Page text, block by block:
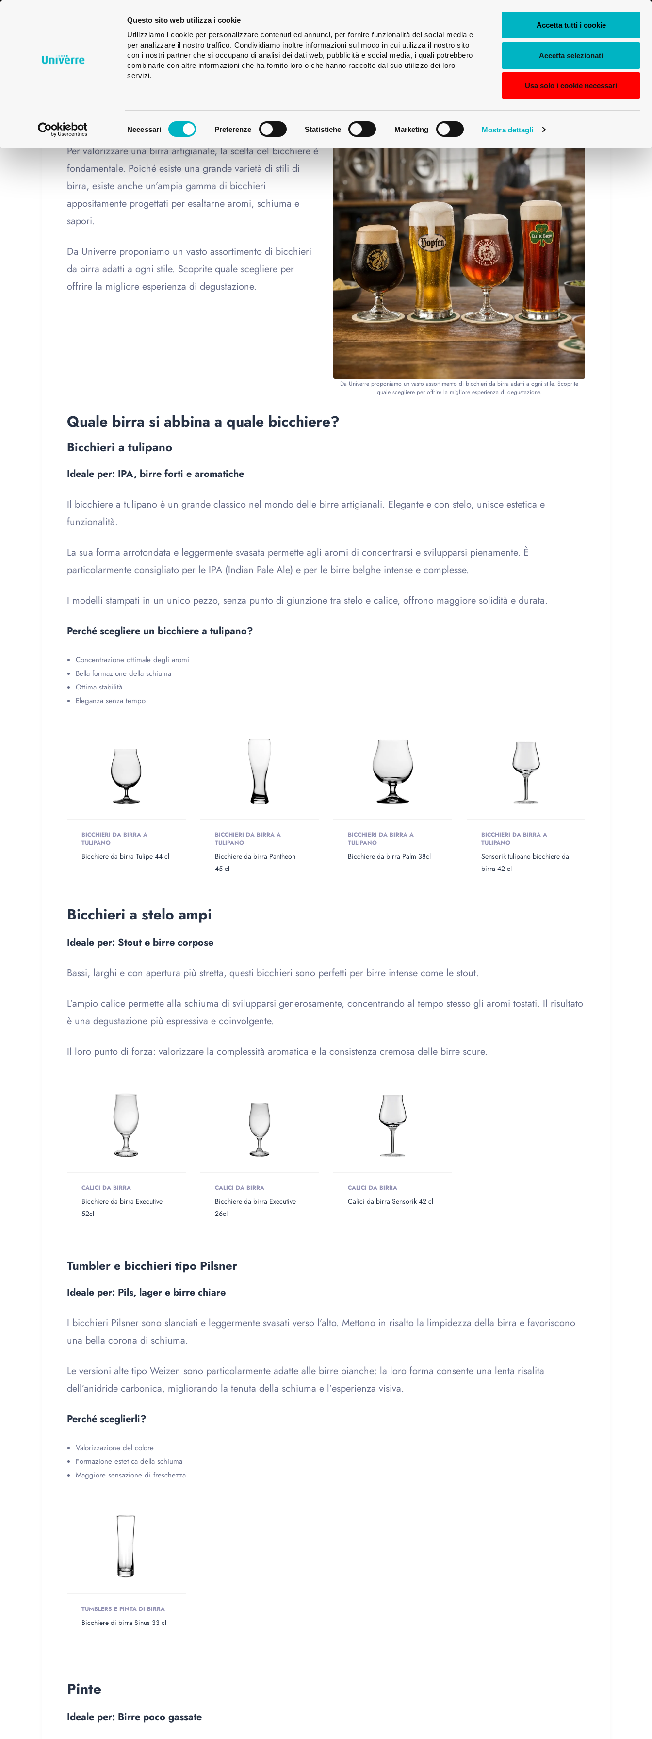
Questo sito web utilizza i cookie
Utilizziamo i cookie per personalizzare contenuti ed annunci, per fornire funzionalità dei social media e
per analizzare il nostro traffico. Condividiamo inoltre informazioni sul modo in cui utilizza il nostro sito
con i nostri partner che si occupano di analisi dei dati web, pubblicità e social media, i quali potrebbero
combinarle con altre informazioni che ha fornito loro o che hanno raccolto dal suo utilizzo dei loro
servizi.
del
Necessari Preferenze Statistiche Marketing Mostra dettagli
Accetta tutti i cookie
Accetta selezionati
Usa solo i cookie necessari
Bicchieri
Glass
Design
delle
bottiglie
siamo
Univerre
Deutsch
English
Ricerca
prodotti
Bicchieri da birra per birre artigianali
Per valorizzare una birra artigianale, la scelta del bicchiere è
fondamentale. Poiché esiste una grande varietà di stili di
birra, esiste anche un’ampia gamma di bicchieri
appositamente progettati per esaltarne aromi, schiuma e
sapori.
Da Univerre proponiamo un vasto assortimento di bicchieri
da birra adatti a ogni stile. Scoprite quale scegliere per
offrire la migliore esperienza di degustazione.
Da Univerre proponiamo un vasto assortimento di bicchieri da birra adatti a ogni stile. Scoprite
quale scegliere per offrire la migliore esperienza di degustazione.
Quale birra si abbina a quale bicchiere?
Bicchieri a tulipano
Ideale per: IPA, birre forti e aromatiche
Il bicchiere a tulipano è un grande classico nel mondo delle birre artigianali. Elegante e con stelo, unisce estetica e
funzionalità.
La sua forma arrotondata e leggermente svasata permette agli aromi di concentrarsi e svilupparsi pienamente. È
particolarmente consigliato per le IPA (Indian Pale Ale) e per le birre belghe intense e complesse.
I modelli stampati in un unico pezzo, senza punto di giunzione tra stelo e calice, offrono maggiore solidità e durata.
Perché scegliere un bicchiere a tulipano?
Concentrazione ottimale degli aromi
Bella formazione della schiuma
Ottima stabilità
Eleganza senza tempo
BICCHIERI DA BIRRA A
TULIPANO
Bicchiere da birra Tulipe 44 cl
BICCHIERI DA BIRRA A
TULIPANO
Bicchiere da birra Pantheon
45 cl
BICCHIERI DA BIRRA A
TULIPANO
Bicchiere da birra Palm 38cl
BICCHIERI DA BIRRA A
TULIPANO
Sensorik tulipano bicchiere da
birra 42 cl
Bicchieri a stelo ampi
Ideale per: Stout e birre corpose
Bassi, larghi e con apertura più stretta, questi bicchieri sono perfetti per birre intense come le stout.
L’ampio calice permette alla schiuma di svilupparsi generosamente, concentrando al tempo stesso gli aromi tostati. Il risultato
è una degustazione più espressiva e coinvolgente.
Il loro punto di forza: valorizzare la complessità aromatica e la consistenza cremosa delle birre scure.
CALICI DA BIRRA
Bicchiere da birra Executive
52cl
CALICI DA BIRRA
Bicchiere da birra Executive
26cl
CALICI DA BIRRA
Calici da birra Sensorik 42 cl
Tumbler e bicchieri tipo Pilsner
Ideale per: Pils, lager e birre chiare
I bicchieri Pilsner sono slanciati e leggermente svasati verso l’alto. Mettono in risalto la limpidezza della birra e favoriscono
una bella corona di schiuma.
Le versioni alte tipo Weizen sono particolarmente adatte alle birre bianche: la loro forma consente una lenta risalita
dell’anidride carbonica, migliorando la tenuta della schiuma e l’esperienza visiva.
Perché sceglierli?
Valorizzazione del colore
Formazione estetica della schiuma
Maggiore sensazione di freschezza
TUMBLERS E PINTA DI BIRRA
Bicchiere di birra Sinus 33 cl
Pinte
Ideale per: Birre poco gassate